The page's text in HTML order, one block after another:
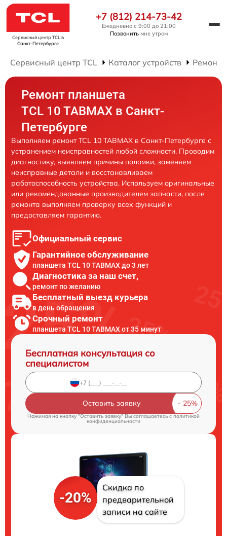
Сервисный центр TCL в
Санкт-Петербурге
+7 (812) 214-73-42
Ежедневно с 9:00 до 21:00
Позвонить мне утром
Сервисный центр TCL Каталог устройств Ремонт
Ремонт планшета
TCL 10 TABMAX в Санкт-
Петербурге
Выполняем ремонт TCL 10 TABMAX в Санкт-Петербурге с
устранением неисправностей любой сложности. Проводим
диагностику, выявляем причины поломки, заменяем
неисправные детали и восстанавливаем
работоспособность устройства. Используем оригинальные
или рекомендованные производителем запчасти, после
ремонта выполняем проверку всех функций и
предоставляем гарантию.
Официальный сервис
Гарантийное обслуживание
планшета TCL 10 TABMAX до 3 лет
Диагностика за наш счет,
ремонт по желанию
Бесплатный выезд курьера
в день обращения
Срочный ремонт
планшета TCL 10 TABMAX от 35 минут
Бесплатная консультация со
специалистом
Оставить заявку
Нажимая на кнопку "Оставить заявку" Вы соглашаетесь cполитикой
конфиденциальности
-20%
Скидка по
предварительной
записи на сайте